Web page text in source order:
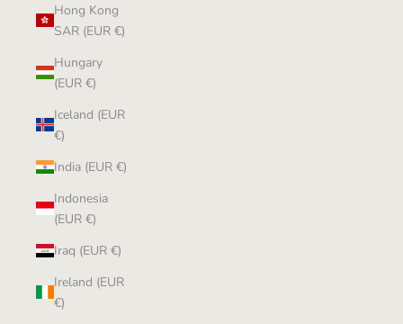
Hong Kong
SAR (EUR €)
Hungary
(EUR €)
Iceland (EUR
€)
India (EUR €)
Indonesia
(EUR €)
Iraq (EUR €)
Ireland (EUR
€)